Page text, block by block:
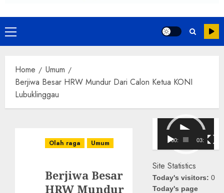
Primary
Menu
Home
Umum
Berjiwa Besar HRW Mundur Dari Calon Ketua KONI
Lubuklinggau
Olah raga Umum
Berjiwa Besar
HRW Mundur
Pemutar
Video
00:00 03:08
Site Statistics
Today's visitors:0
Today's page